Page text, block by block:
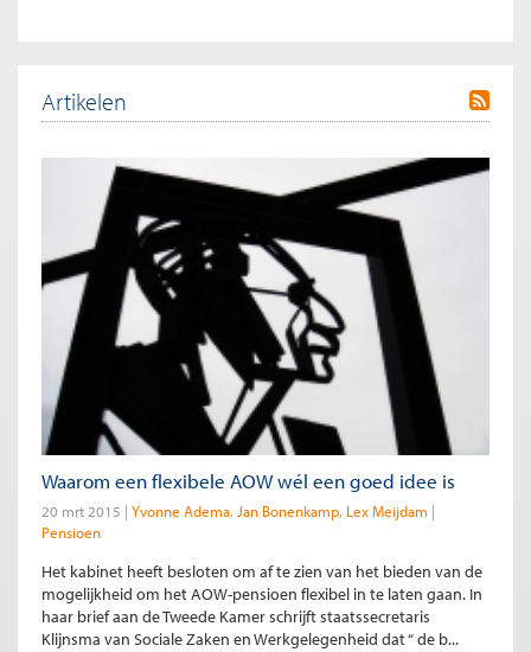
Artikelen
Waarom een flexibele AOW wél een goed idee is
20 mrt 2015 Yvonne Adema Jan Bonenkamp Lex Meijdam
Pensioen
Het kabinet heeft besloten om af te zien van het bieden van de
mogelijkheid om het AOW-pensioen flexibel in te laten gaan. In
haar brief aan de Tweede Kamer schrijft staatssecretaris
Klijnsma van Sociale Zaken en Werkgelegenheid dat “ de b...